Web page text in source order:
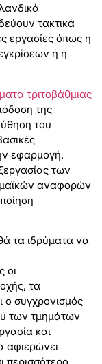
τακτικά
εργασίες όπως η
ή η
τριτοβάθμιας
της
του
εφαρμογή.
των
αναφορών
τα ιδρύματα να
οι
τα
συγχρονισμός
των τμημάτων
και
αφιερώνει